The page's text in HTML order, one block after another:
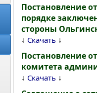
Постановление
порядке
стороны
↓ Скачать ↓
Постановление
комитета
↓ Скачать ↓